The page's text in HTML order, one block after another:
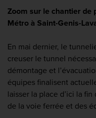
Zoom sur le chantier de
Métro à Saint-Genis-
En mai dernier, le
creuser le tunnel
démontage et
équipes finalisent
laisser la place d’ici la
de la voie ferrée et des